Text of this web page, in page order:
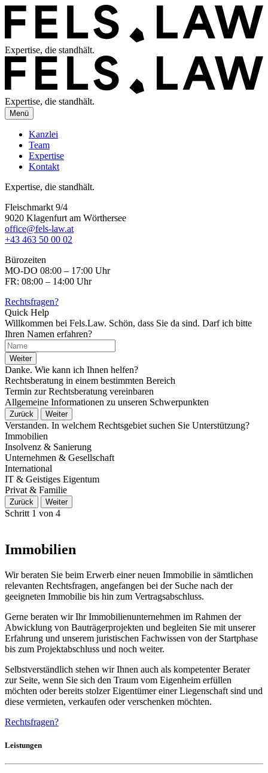
Expertise, die standhält.
Expertise, die standhält.
Menü
Kanzlei
Team
Expertise
Kontakt
Expertise, die standhält.
Fleischmarkt 9/4
9020 Klagenfurt am Wörthersee
office@fels-law.at
+43 463 50 00 02
Bürozeiten
MO-DO 08:00 – 17:00 Uhr
FR: 08:00 – 14:00 Uhr
Rechtsfragen?
Quick Help
Willkommen bei Fels.Law. Schön, dass Sie da sind. Darf ich bitte
Ihren Namen erfahren?
Weiter
Danke. Wie kann ich Ihnen helfen?
Rechtsberatung in einem bestimmten Bereich
Termin zur Rechtsberatung vereinbaren
Allgemeine Informationen zu unseren Schwerpunkten
Zurück Weiter
Verstanden. In welchem Rechtsgebiet suchen Sie Unterstützung?
Immobilien
Insolvenz & Sanierung
Unternehmen & Gesellschaft
International
IT & Geistiges Eigentum
Privat & Familie
Zurück Weiter
Schritt 1 von 4
Immobilien
Wir beraten Sie beim Erwerb einer neuen Immobilie in sämtlichen
relevanten Rechtsfragen, angefangen bei der Suche nach der
geeigneten Immobilie bis hin zum Vertragsabschluss.
Gerne beraten wir Ihr Immobilienunternehmen im Rahmen der
Abwicklung von Bauträgerprojekten und begleiten Sie mit unserer
Erfahrung und unserem juristischen Fachwissen von der Startphase
bis zum Projektabschluss und noch weiter.
Selbstverständlich stehen wir Ihnen auch als kompetenter Berater
zur Seite, wenn Sie sich den Traum vom Eigenheim erfüllen
möchten oder bereits stolzer Eigentümer einer Liegenschaft sind und
diese vermieten, verkaufen oder verschenken möchten.
Rechtsfragen?
Leistungen